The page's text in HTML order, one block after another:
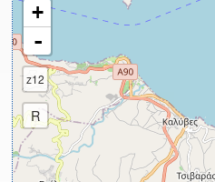
+
-
z12
R